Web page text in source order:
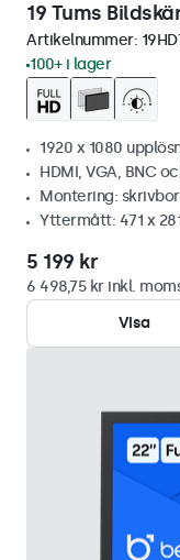
19 Tums
Artikelnummer:
100+ i lager
1920 x 1080
HDMI, VGA, BNC
Montering:
Yttermått: 471 x
5 199 kr
6 498,75 kr inkl.
Visa